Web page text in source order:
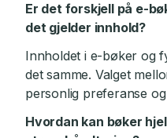
Er det forskjell på e-
det gjelder innhold?
Innholdet i e-bøker og
det samme. Valget
personlig preferanse
Hvordan kan bøker